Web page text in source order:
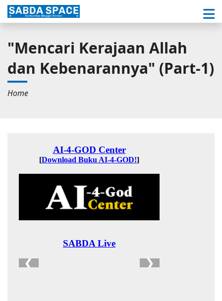
"Mencari Kerajaan Allah
dan Kebenarannya" (Part-1)
Home